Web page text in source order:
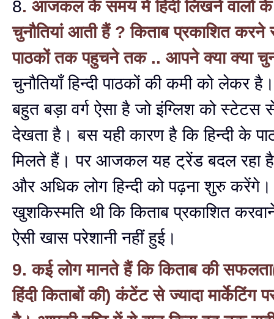
8. आजकल के समय में हिंदी लिखने वालों के
चुनौतियां आती हैं ? किताब प्रकाशित
पाठकों तक पहुचने तक .. आपने क्या क्या
चुनौतियाँ हिन्दी पाठकों की कमी को लेकर
बहुत बड़ा वर्ग ऐसा है जो इंग्लिश को स्टेटस
देखता है। बस यही कारण है कि हिन्दी के
मिलते हैं। पर आजकल यह ट्रेंड बदल रहा
और अधिक लोग हिन्दी को पढ़ना शुरु करेंगे।
खुशकिस्मति थी कि किताब प्रकाशित
ऐसी खास परेशानी नहीं हुई।
9. कई लोग मानते हैं कि किताब की
हिंदी किताबों की) कंटेंट से ज्यादा मार्केटिंग